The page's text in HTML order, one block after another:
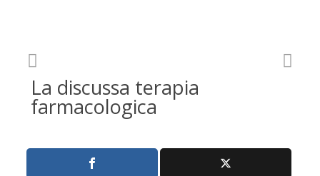
La discussa terapia
farmacologica